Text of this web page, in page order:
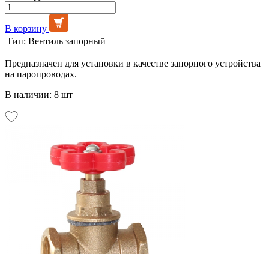
В корзину
Тип: Вентиль запорный
Предназначен для установки в качестве запорного устройства
на паропроводах.
В наличии: 8 шт